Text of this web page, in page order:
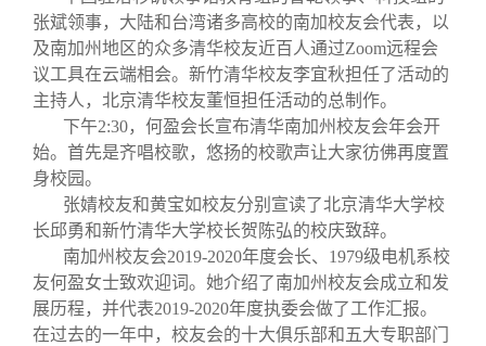
校友讲坛
校友视界
实用信息
总会章程
理事会名单
制度法规
联系我们
张斌领事，大陆和台湾诸多高校的南加校友会代表，以
及南加州地区的众多清华校友近百人通过Zoom远程会
议工具在云端相会。新竹清华校友李宜秋担任了活动的
主持人，北京清华校友董恒担任活动的总制作。
下午2:30，何盈会长宣布清华南加州校友会年会开
始。首先是齐唱校歌，悠扬的校歌声让大家彷佛再度置
身校园。
张婧校友和黄宝如校友分别宣读了北京清华大学校
长邱勇和新竹清华大学校长贺陈弘的校庆致辞。
南加州校友会2019-2020年度会长、1979级电机系校
友何盈女士致欢迎词。她介绍了南加州校友会成立和发
展历程，并代表2019-2020年度执委会做了工作汇报。
在过去的一年中，校友会的十大俱乐部和五大专职部门